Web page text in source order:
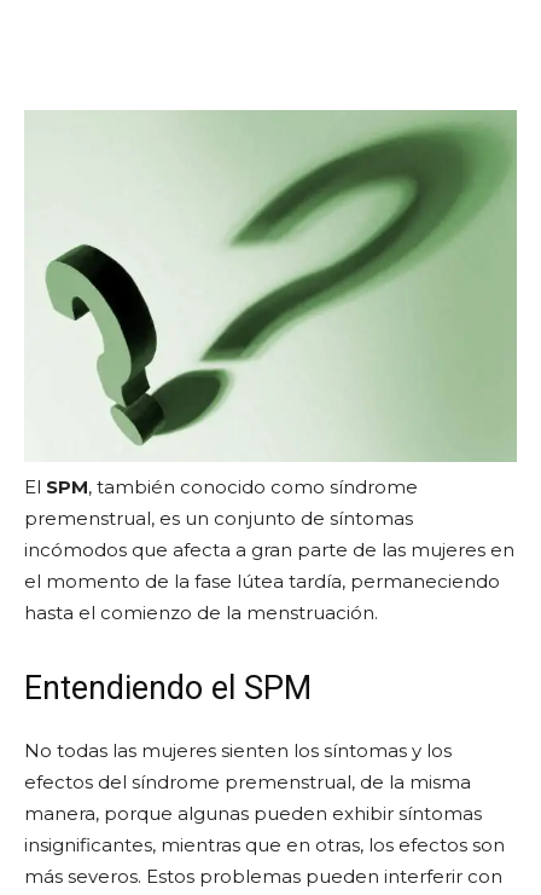
El SPM, también conocido como síndrome
premenstrual, es un conjunto de síntomas
incómodos que afecta a gran parte de las mujeres en
el momento de la fase lútea tardía, permaneciendo
hasta el comienzo de la menstruación.
Entendiendo el SPM
No todas las mujeres sienten los síntomas y los
efectos del síndrome premenstrual, de la misma
manera, porque algunas pueden exhibir síntomas
insignificantes, mientras que en otras, los efectos son
más severos. Estos problemas pueden interferir con